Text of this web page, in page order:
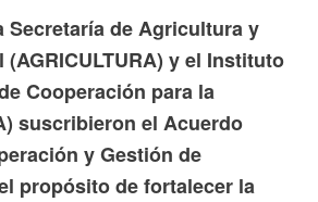
Secretaría de Agricultura y
y el Instituto
Cooperación para la
suscribieron el Acuerdo
y Gestión de
propósito de fortalecer la